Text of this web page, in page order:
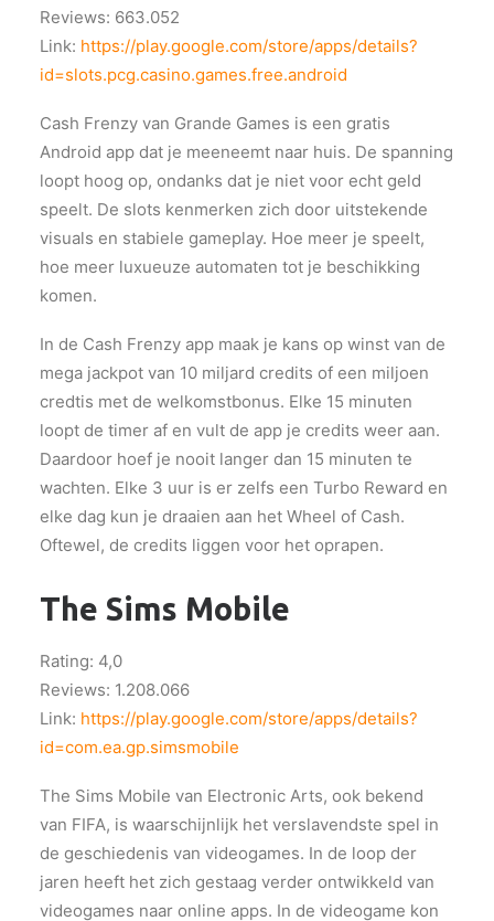
Reviews: 663.052
Link: https://play.google.com/store/apps/details?
id=slots.pcg.casino.games.free.android
Cash Frenzy van Grande Games is een gratis
Android app dat je meeneemt naar huis. De spanning
loopt hoog op, ondanks dat je niet voor echt geld
speelt. De slots kenmerken zich door uitstekende
visuals en stabiele gameplay. Hoe meer je speelt,
hoe meer luxueuze automaten tot je beschikking
komen.
In de Cash Frenzy app maak je kans op winst van de
mega jackpot van 10 miljard credits of een miljoen
credtis met de welkomstbonus. Elke 15 minuten
loopt de timer af en vult de app je credits weer aan.
Daardoor hoef je nooit langer dan 15 minuten te
wachten. Elke 3 uur is er zelfs een Turbo Reward en
elke dag kun je draaien aan het Wheel of Cash.
Oftewel, de credits liggen voor het oprapen.
The Sims Mobile
Rating: 4,0
Reviews: 1.208.066
Link: https://play.google.com/store/apps/details?
id=com.ea.gp.simsmobile
The Sims Mobile van Electronic Arts, ook bekend
van FIFA, is waarschijnlijk het verslavendste spel in
de geschiedenis van videogames. In de loop der
jaren heeft het zich gestaag verder ontwikkeld van
videogames naar online apps. In de videogame kon